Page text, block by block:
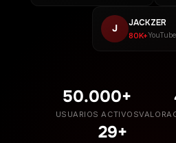
J JACKZER
80K+YouTube
50.000+
USUARIOS ACTIVOS
29+